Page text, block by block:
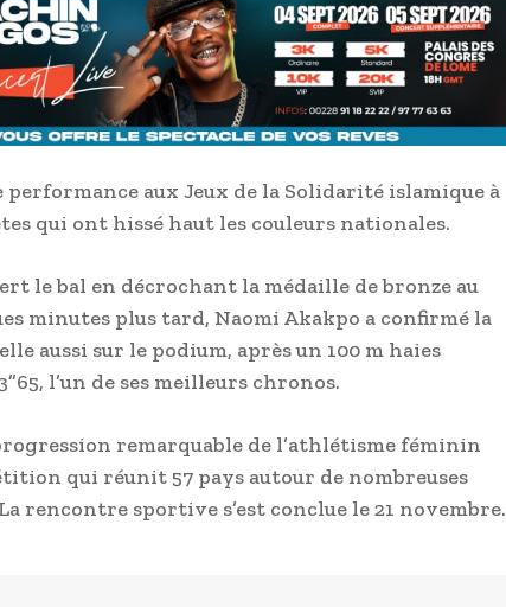
performance aux Jeux de la Solidarité islamique à
qui ont hissé haut les couleurs nationales.
le bal en décrochant la médaille de bronze au
minutes plus tard, Naomi Akakpo a confirmé la
aussi sur le podium, après un 100 m haies
l’un de ses meilleurs chronos.
remarquable de l’athlétisme féminin
qui réunit 57 pays autour de nombreuses
rencontre sportive s’est conclue le 21 novembre.